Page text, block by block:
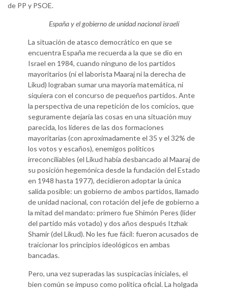
de PP y PSOE.
España y el gobierno de unidad nacional israelí
La situación de atasco democrático en que se
encuentra España me recuerda a la que se dio en
Israel en 1984, cuando ninguno de los partidos
mayoritarios (ni el laborista Maaraj ni la derecha de
Likud) lograban sumar una mayoría matemática, ni
siquiera con el concurso de pequeños partidos. Ante
la perspectiva de una repetición de los comicios, que
seguramente dejaría las cosas en una situación muy
parecida, los líderes de las dos formaciones
mayoritarias (con aproximadamente el 35 y el 32% de
los votos y escaños), enemigos políticos
irreconciliables (el Likud había desbancado al Maaraj de
su posición hegemónica desde la fundación del Estado
en 1948 hasta 1977), decidieron adoptar la única
salida posible: un gobierno de ambos partidos, llamado
de unidad nacional, con rotación del jefe de gobierno a
la mitad del mandato: primero fue Shimón Peres (líder
del partido más votado) y dos años después Itzhak
Shamir (del Likud). No les fue fácil: fueron acusados de
traicionar los principios ideológicos en ambas
bancadas.
Pero, una vez superadas las suspicacias iniciales, el
bien común se impuso como política oficial. La holgada